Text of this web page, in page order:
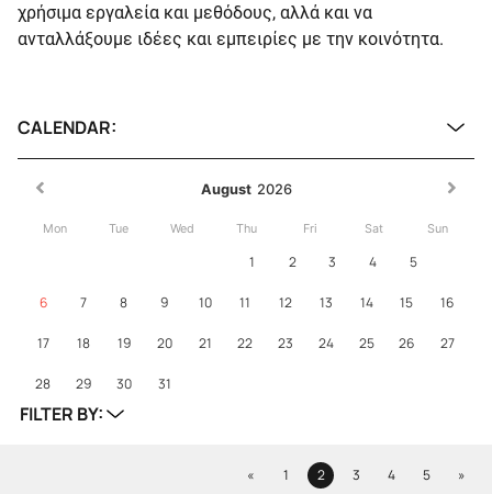
χρήσιμα εργαλεία και μεθόδους, αλλά και να
ανταλλάξουμε ιδέες και εμπειρίες με την κοινότητα.
CALENDAR:
August 2026
Mon Tue Wed Thu Fri Sat Sun
1 2 3 4 5
6 7 8 9 10 11 12 13 14 15 16
17 18 19 20 21 22 23 24 25 26 27
28 29 30 31
FILTER BY:
«PreviousPage
1 Page
2 Page
3 Page
4 Page
5 »Next